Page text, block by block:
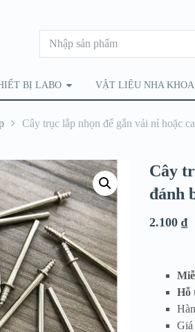
BỊ LABO VẬT LIỆU NHA KHOA
Cây trục lắp nhọn để gắn vải nỉ hoặc
Cây
đánh
2.100 ₫
Hỗ
Giá